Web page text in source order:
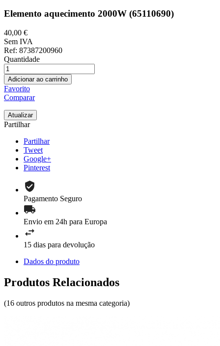
Elemento aquecimento 2000W (65110690)
40,00 €
Sem IVA
Ref: 87387200960
Quantidade
Adicionar ao carrinho
Favorito
Comparar
Partilhar
Partilhar
Tweet
Google+
Pinterest
Pagamento Seguro
Envio em 24h para Europa
15 dias para devolução
Dados do produto
Produtos Relacionados
(16 outros produtos na mesma categoria)